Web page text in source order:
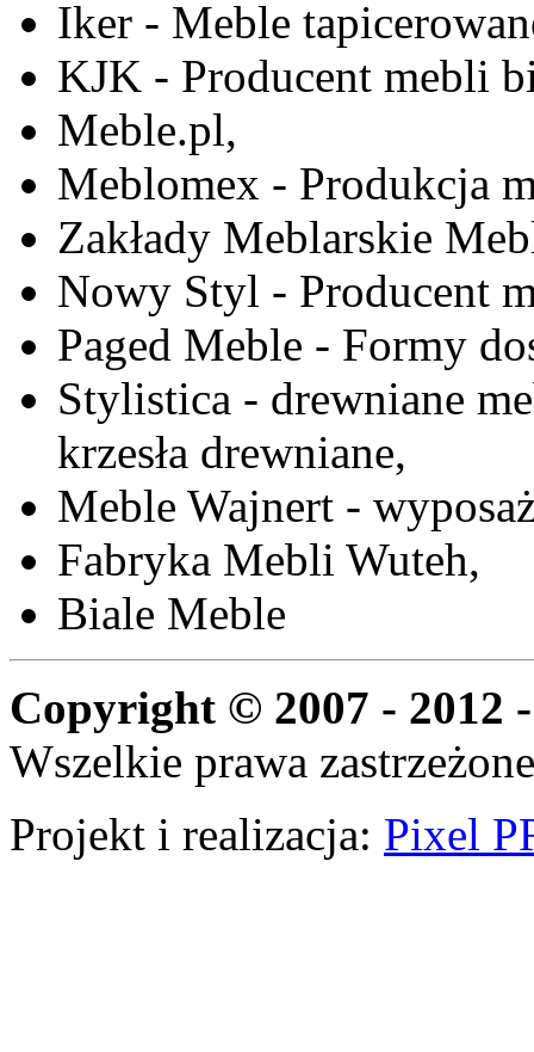
Iker - Meble
KJK - Producent mebli
Meble.pl,
Meblomex - Produkcja
Zakłady Meblarskie
Nowy Styl - Producent
Paged Meble - Formy
Stylistica - drewniane
krzesła drewniane,
Meble Wajnert -
Fabryka Mebli Wuteh,
Biale Meble
Copyright © 2007 - 2012
Wszelkie prawa
Projekt i realizacja: Pixel